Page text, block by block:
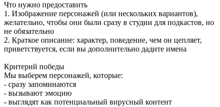
Что нужно предоставить
1. Изображение персонажей (или нескольких вариантов),
желательно, чтобы они были сразу в студии для подкастов, но
не обязательно
2. Краткое описание: характер, поведение, чем он цепляет,
приветствуется, если вы дополнительно дадите имена
Критерий победы
Мы выберем персонажей, которые:
- сразу запоминаются
- вызывают эмоцию
- выглядят как потенциальный вирусный контент